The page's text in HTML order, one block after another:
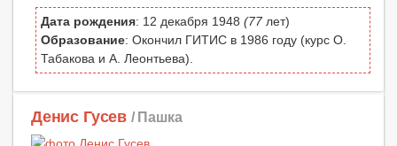
Дата рождения: 12 декабря 1948 (77лет)
Образование: Окончил ГИТИС в 1986 году (курс О.
Табакова и А. Леонтьева).
Денис Гусев / Пашка